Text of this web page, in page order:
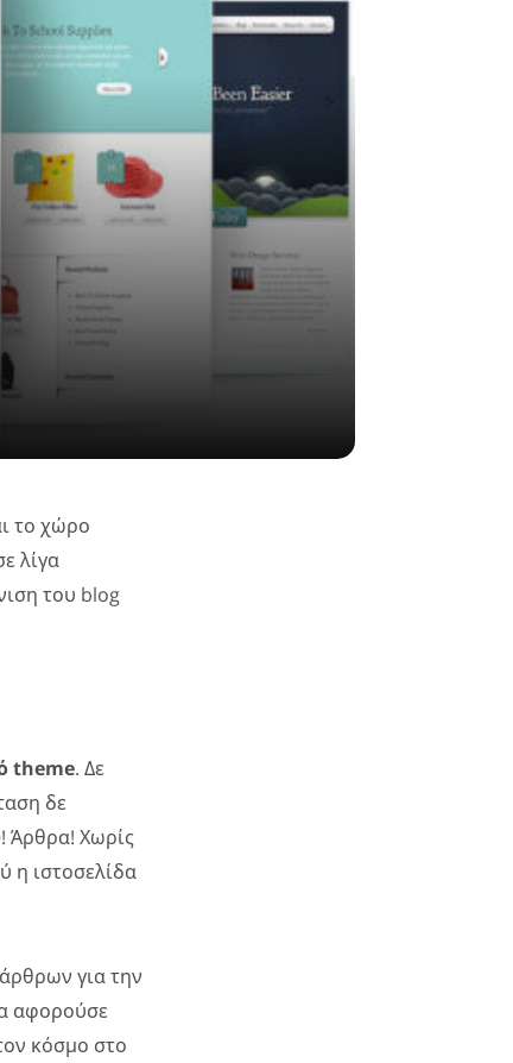
το χώρο
λίγα
του blog
theme. Δε
δε
! Άρθρα! Χωρίς
η ιστοσελίδα
για την
αφορούσε
κόσμο στο